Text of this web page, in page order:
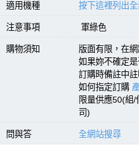
適用機種 按下這裡列出
注意事項 軍綠色
購物須知 版面有限，在
如果妳不確定
訂購時備註中
如何指定訂購
限量供應50(組
司)
問與答 全網站搜尋